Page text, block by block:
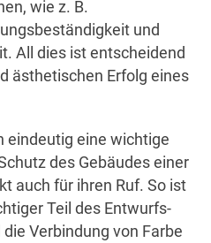
wie z. B.
und
All dies ist entscheidend
ästhetischen Erfolg eines
eindeutig eine wichtige
des Gebäudes einer
auch für ihren Ruf. So ist
Teil des Entwurfs-
Verbindung von Farbe